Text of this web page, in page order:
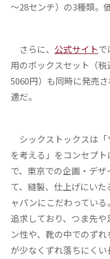
～28センチ）の3種類。
さらに、 公式サイトで
用のボックスセット（
5060円）も同時に発売
適だ。
シックストックスは「
を考える」をコンセプ
で、東京での企画・デ
て、縫製、仕上げにい
ャパンにこだわってい
追求しており、つま先
ン性や、靴の中でのず
が少なくずれ落ちにく